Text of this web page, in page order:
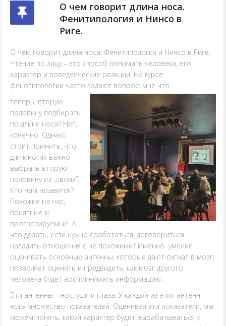
О чем говорит длина носа.
Фенитипология и Нинсо в
Риге.
О чем говорит длина носа. Фенитипология и Нинсо в Риге.
Чтение по лицу – это способ понимать человека, его
характер и поведенческие реакции. На курсе
фенотипологии часто задают вопрос: мне что
теперь, вторую
половину подбирать
по длине носа? Нет,
конечно. Однако
стоит помнить, что
для многих важно
выбрать вторую
половину из „своих”.
Кто нам нравится?
Похожие на нас,
понятные и
прогнозируемые. А
что делать, если нужно сработаться, договориться,
наладить отношения с не похожими? Именно умение
оценивать основные антенны, которые дают сигнал в мозг,
позволяет оценить и предвидеть, как мозг другого
человека будет воспринимать информацию.
Эти антенны – нос, уши и глаза. У каждой из этих антенн
есть множество показателей. Оценивая эти показатели, мы
можем понять, какой характер будет вырабатываться у